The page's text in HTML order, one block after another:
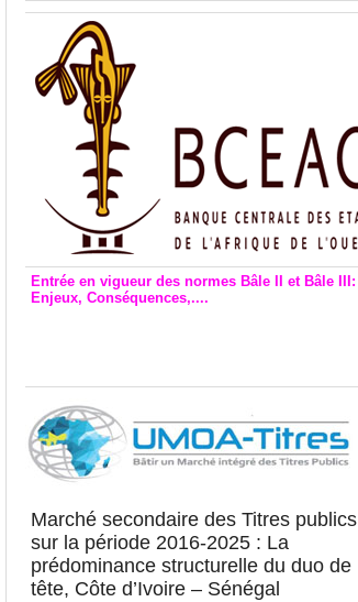
Entrée en vigueur des normes Bâle II et Bâle III:
Enjeux, Conséquences,....
Marché secondaire des Titres publics
sur la période 2016-2025 : La
prédominance structurelle du duo de
tête, Côte d’Ivoire – Sénégal